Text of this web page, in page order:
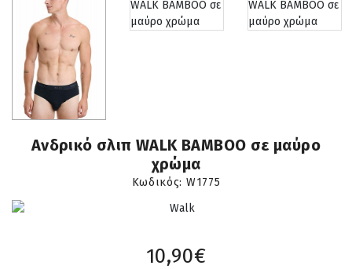
Ανδρικό σλιπ WALK BAMBOO σε μαύρο
χρώμα
Κωδικός: W1775
10,90€